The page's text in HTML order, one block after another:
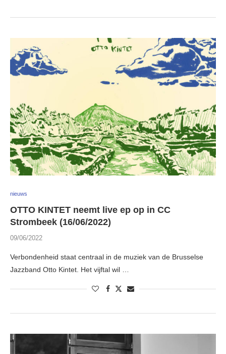
nieuws
OTTO KINTET neemt live ep op in CC
Strombeek (16/06/2022)
09/06/2022
Verbondenheid staat centraal in de muziek van de Brusselse
Jazzband Otto Kintet. Het vijftal wil …